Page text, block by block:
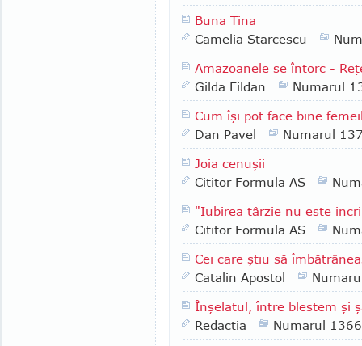
Buna Tina
Camelia Starcescu
Amazoanele se întorc -
Gilda Fildan
Numarul
Cum îşi pot face bine
Dan Pavel
Numarul
Joia cenuşii
Cititor Formula AS
"Iubirea târzie nu este
Cititor Formula AS
Cei care ştiu să
Catalin Apostol
Înşelatul, între blestem şi
Redactia
Numarul 1366